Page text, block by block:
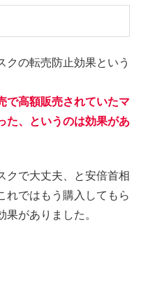
クの転売防止効果という
で高額販売されていたマ
た、というのは効果があ
クで大丈夫、と安倍首相
れではもう購入してもら
果がありました。